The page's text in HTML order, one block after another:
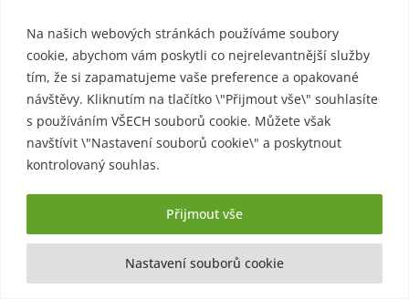
Na našich webových stránkách používáme soubory
cookie, abychom vám poskytli co nejrelevantnější služby
tím, že si zapamatujeme vaše preference a opakované
návštěvy. Kliknutím na tlačítko \"Přijmout vše\" souhlasíte
s používáním VŠECH souborů cookie. Můžete však
navštívit \"Nastavení souborů cookie\" a poskytnout
kontrolovaný souhlas.
Nastavení souborů cookie
Přijmout vše